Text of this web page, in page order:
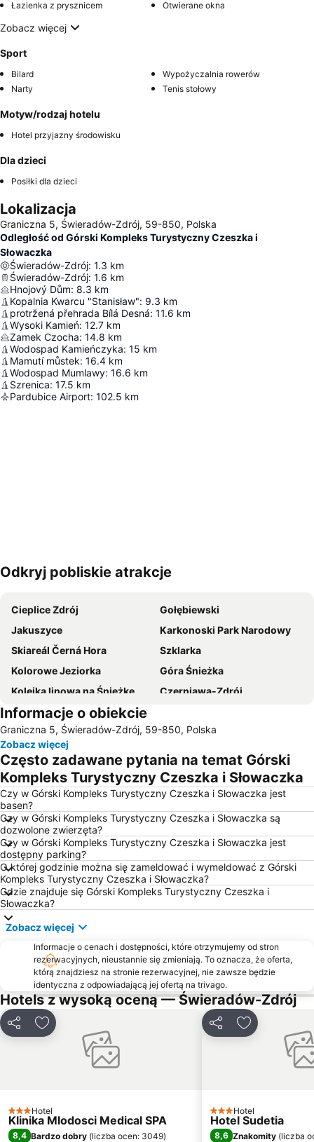
Łazienka z prysznicem Otwierane okna
Zobacz więcej
Sport
Bilard
Wypożyczalnia rowerów
Narty
Tenis stołowy
Motyw/rodzaj hotelu
Hotel przyjazny środowisku
Dla dzieci
Posiłki dla dzieci
Lokalizacja
Graniczna 5, Świeradów-Zdrój, 59-850, Polska
Odległość od Górski Kompleks Turystyczny Czeszka i
Słowaczka
Świeradów-Zdrój: 1.3 km
Świeradów-Zdrój: 1.6 km
Hnojový Dům: 8.3 km
Kopalnia Kwarcu "Stanisław": 9.3 km
protržená přehrada Bílá Desná: 11.6 km
Wysoki Kamień: 12.7 km
Zamek Czocha: 14.8 km
Wodospad Kamieńczyka: 15 km
Mamutí můstek: 16.4 km
Wodospad Mumlawy: 16.6 km
Szrenica: 17.5 km
Pardubice Airport: 102.5 km
Powiększ mapę
Odkryj pobliskie atrakcje
Cieplice Zdrój
Gołębiewski
Jakuszyce
Karkonoski Park Narodowy
Skiareál Černá Hora
Szklarka
Kolorowe Jeziorka
Góra Śnieżka
Kolejka linowa na Śnieżkę
Czerniawa-Zdrój
Ski & Sun Świeradów Zdrój
Jagniatków
Śnieżka Kompleks Narciarski
Pałac Wojanów
Aquapark Babylon
Sobieszów
Berzdorfer See
Skiareal Spindleruv Mlýn
Ski Areál Malá Úpa
Stacja Narciarska Czarnów
Śródmieście
Borowice
Wilcza Poręba
Ski areál Studenov
Śródmieście
Wodospad Kamieńczyk
Skiareál Rokytnice nad Jizerou
Muzeum Sportu i Turystyki
SKI Pec
Biały Kamień
Relaks
Malachit
SKI & SUN
Skiport Velká Úpa
Skiareál Paseky nad Jizerou
Zamek Chojnik
Zabobrze
Szklana Huta
Horská chata Portášky
Wodospad Szklarki
Informacje o obiekcie
Graniczna 5, Świeradów-Zdrój, 59-850, Polska
Zobacz więcej
Często zadawane pytania na temat Górski
Kompleks Turystyczny Czeszka i Słowaczka
Czy w Górski Kompleks Turystyczny Czeszka i Słowaczka jest
basen?
Czy w Górski Kompleks Turystyczny Czeszka i Słowaczka są
dozwolone zwierzęta?
Czy w Górski Kompleks Turystyczny Czeszka i Słowaczka jest
dostępny parking?
O której godzinie można się zameldować i wymeldować z Górski
Kompleks Turystyczny Czeszka i Słowaczka?
Gdzie znajduje się Górski Kompleks Turystyczny Czeszka i
Słowaczka?
Zobacz więcej
Informacje o cenach i dostępności, które otrzymujemy od stron
rezerwacyjnych, nieustannie się zmieniają. To oznacza, że oferta,
którą znajdziesz na stronie rezerwacyjnej, nie zawsze będzie
identyczna z odpowiadającą jej ofertą na trivago.
Hotels z wysoką oceną — Świeradów-Zdrój
UdostępnijDodaj do ulubionych
3 Kategoria
Hotel
Klinika Mlodosci Medical SPA
8,4 Bardzo dobry (liczba ocen: 3049)
UdostępnijDodaj do
3 Kategoria
Hotel
Hotel Sudetia
8,6 Znakomity (liczba